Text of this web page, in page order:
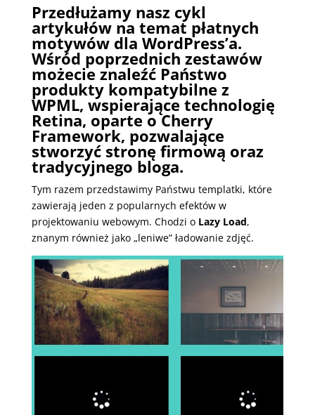
Przedłużamy nasz cykl
artykułów na temat płatnych
motywówdla WordPress’a.
Wśród poprzednich zestawów
możecie znaleźć Państwo
produkty kompatybilne z
WPML, wspierające technologię
Retina, oparte o Cherry
Framework, pozwalające
stworzyć stronę firmową oraz
tradycyjnego bloga.
Tym razem przedstawimy Państwu templatki, które
zawierają jeden z popularnych efektów w
projektowaniu webowym. Chodzi o Lazy Load,
znanym również jako „leniwe” ładowanie zdjęć.